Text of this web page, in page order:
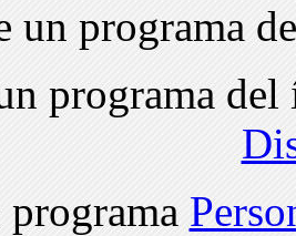
un programa
programa